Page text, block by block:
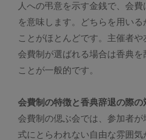
人への弔意を示す金銭で、会
を意味します。どちらを用い
ことがほとんどです。主催者や
会費制が選ばれる場合は香典
ことが一般的です。
会費制の特徴と香典辞退の際の
会費制の偲ぶ会では、参加者
式にとらわれない自由な雰囲